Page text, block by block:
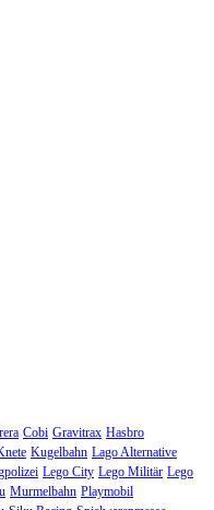
Cobi Gravitrax Hasbro
Kugelbahn Lago Alternative
Lego City Lego Militär Lego
Murmelbahn Playmobil